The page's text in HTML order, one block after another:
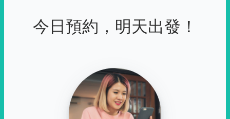
今日預約，明天出發！